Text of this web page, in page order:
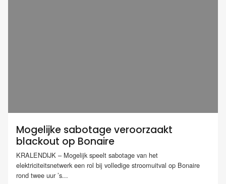
Mogelijke sabotage veroorzaakt
blackout op Bonaire
KRALENDIJK – Mogelijk speelt sabotage van het
elektriciteitsnetwerk een rol bij volledige stroomuitval op Bonaire
rond twee uur ’s...